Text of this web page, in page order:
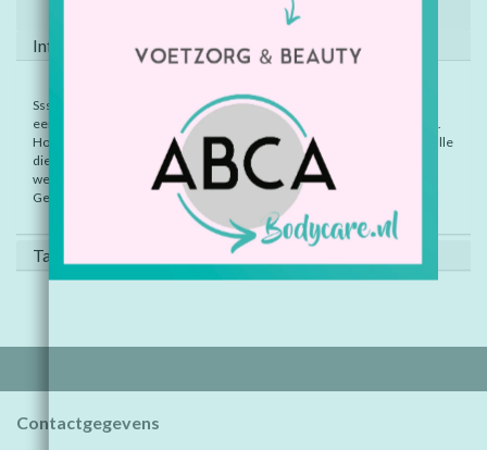
Informatie
Ssst! De tijger slaapt en we willen haar niet wakker maken. Er is alleen
een probleem: alle dieren moeten erlangs en ze ligt vreselijk in de weg.
Hoe gaan ze dat oplossen? Gelukkig heeft de slimme kikker een idee: alle
dieren zweven met een ballon over haar heen. Maar de dieren hebben
wel hulp nodig.
Geschikt vanaf 2 jaar.
Tags (0)
Contactgegevens